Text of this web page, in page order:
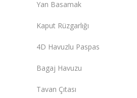
Yan Basamak
Kaput Rüzgarlığı
4D Havuzlu Paspas
Bagaj Havuzu
Tavan Çıtası